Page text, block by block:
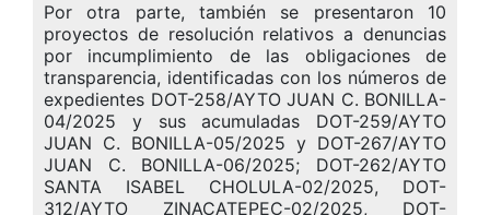
Por otra parte, también se presentaron 10
proyectos de resolución relativos a denuncias
por incumplimiento de las obligaciones de
transparencia, identificadas con los números de
expedientes DOT-258/AYTO JUAN C. BONILLA-
04/2025 y sus acumuladas DOT-259/AYTO
JUAN C. BONILLA-05/2025 y DOT-267/AYTO
JUAN C. BONILLA-06/2025; DOT-262/AYTO
SANTA ISABEL CHOLULA-02/2025, DOT-
312/AYTO ZINACATEPEC-02/2025, DOT-